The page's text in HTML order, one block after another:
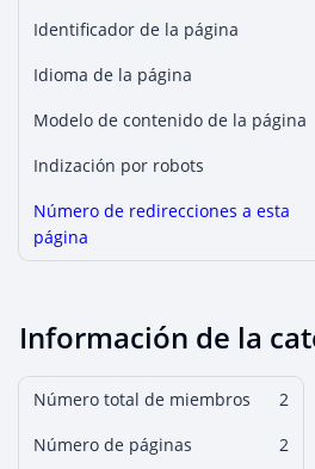
Identificador de la página
Idioma de la página
Modelo de contenido de la página
Indización por robots
Número de redirecciones a esta
página
Información de la
Número total de miembros
2
Número de páginas
2